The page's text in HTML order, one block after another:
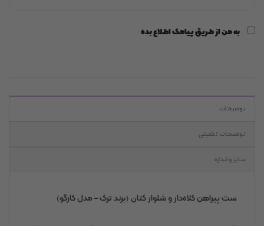
به من از طریق پیامک اطلاع بده
توضیحات
توضیحات تکمیلی
سایز و اندازه
ست پیراهن کلاه‌دار و شلوار کتان (برند ترک – مدل کارگو)